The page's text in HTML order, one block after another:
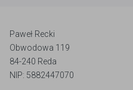
Paweł Recki
Obwodowa 119
84-240 Reda
NIP: 5882447070